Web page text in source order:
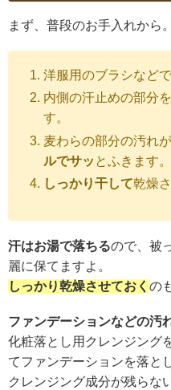
まず、普段のお手入れから。
洋服用のブラシなど
内側の汗止めの部分を
す。
麦わらの部分の汚れ
ルでサッ とふきます。
しっかり干して乾燥
汗はお湯で落ちるので、被
麗に保てますよ。
しっかり乾燥させておく の
ファンデーションなどの汚
化粧落とし用クレンジング
てファンデーションを落と
クレンジング成分が残らな